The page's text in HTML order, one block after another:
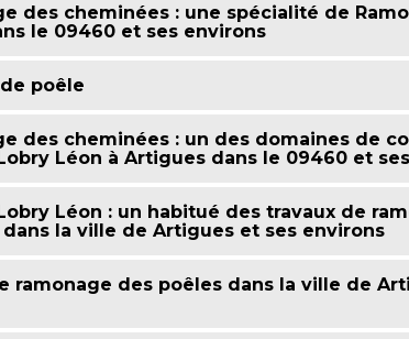
des cheminées : une spécialité de
le 09460 et ses environs
poêle
des cheminées : un des domaines de
Léon à Artigues dans le 09460 et
Léon : un habitué des travaux de
la ville de Artigues et ses environs
ramonage des poêles dans la ville de